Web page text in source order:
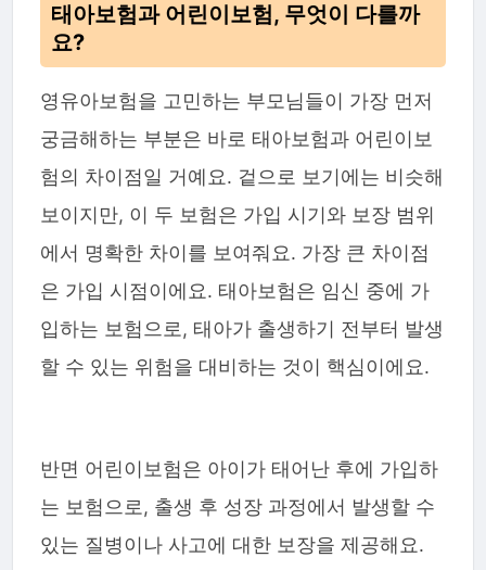
태아보험과 어린이보험, 무엇이 다를까
요?
영유아보험을 고민하는 부모님들이 가장 먼저
궁금해하는 부분은 바로 태아보험과 어린이보
험의 차이점일 거예요. 겉으로 보기에는 비슷해
보이지만, 이 두 보험은 가입 시기와 보장 범위
에서 명확한 차이를 보여줘요. 가장 큰 차이점
은 가입 시점이에요. 태아보험은 임신 중에 가
입하는 보험으로, 태아가 출생하기 전부터 발생
할 수 있는 위험을 대비하는 것이 핵심이에요.
반면 어린이보험은 아이가 태어난 후에 가입하
는 보험으로, 출생 후 성장 과정에서 발생할 수
있는 질병이나 사고에 대한 보장을 제공해요.